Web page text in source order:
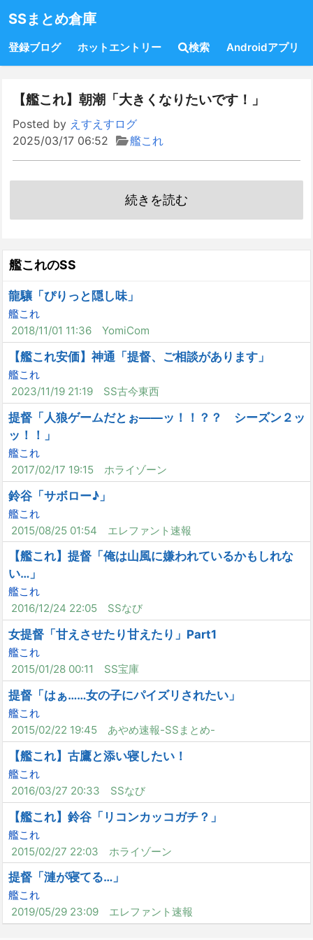
SSまとめ倉庫
登録ブログ ホットエントリー 検索 Androidアプリ
【艦これ】朝潮「大きくなりたいです！」
Posted by えすえすログ
2025/03/17 06:52
艦これ
続きを読む
艦これのSS
龍驤「ぴりっと隠し味」
艦これ
2018/11/01 11:36
YomiCom
【艦これ安価】神通「提督、ご相談があります」
艦これ
2023/11/19 21:19
SS古今東西
提督「人狼ゲームだとぉ――ッ！！？？ シーズン２ッ
ッ！！」
艦これ
2017/02/17 19:15
ホライゾーン
鈴谷「サボロー♪」
艦これ
2015/08/25 01:54
エレファント速報
【艦これ】提督「俺は山風に嫌われているかもしれな
い…」
艦これ
2016/12/24 22:05
SSなび
女提督「甘えさせたり甘えたり」Part1
艦これ
2015/01/28 00:11
SS宝庫
提督「はぁ……女の子にパイズリされたい」
艦これ
2015/02/22 19:45
あやめ速報-SSまとめ-
【艦これ】古鷹と添い寝したい！
艦これ
2016/03/27 20:33
SSなび
【艦これ】鈴谷「リコンカッコガチ？」
艦これ
2015/02/27 22:03
ホライゾーン
提督「漣が寝てる…」
艦これ
2019/05/29 23:09
エレファント速報